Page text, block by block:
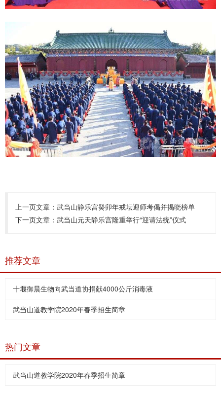
上一页文章： 武当山静乐宫癸卯年戒坛迎师考偈并揭晓榜单
下一页文章： 武当山元天静乐宫隆重举行“迎请法统”仪式
推荐文章
十堰御晨生物向武当道协捐献4000公斤消毒液
武当山道教学院2020年春季招生简章
热门文章
武当山道教学院2020年春季招生简章